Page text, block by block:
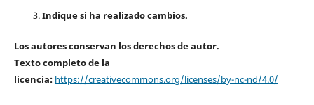
Indique si ha realizado cambios.
Los autores conservan los derechos de autor.
Texto completo de la
licencia: https://creativecommons.org/licenses/by-nc-nd/4.0/